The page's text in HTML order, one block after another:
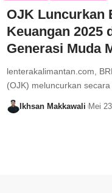
OJK Luncurkan
Keuangan 2025
Generasi Muda
lenterakalimantan.com,
(OJK) meluncurkan
Ikhsan Makkawali Mei